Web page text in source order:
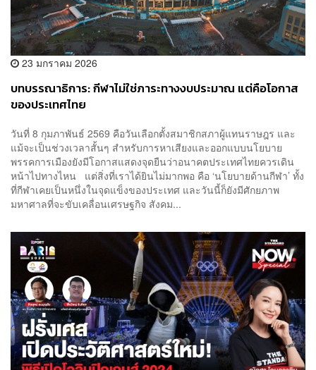
23 มกราคม 2026
บทบรรณาธิการ: กีฬาไม่ใช่ภาระทางงบประมาณ แต่คือโอกาส
ของประเทศไทย
วันที่ 8 กุมภาพันธ์ 2569 คือวันเลือกตั้งสมาชิกสภาผู้แทนราษฎร และ
แม้จะเป็นช่วงเวลาสั้นๆ สำหรับการหาเสียงและออกแบบนโยบาย
พรรคการเมืองยังมีโอกาสแสดงจุดยืนว่าอนาคตประเทศไทยควรเดิน
หน้าไปทางไหน แต่สิ่งที่เราได้ยินไม่มากพอ คือ ‘นโยบายด้านกีฬา’ ทั้ง
ที่กีฬาเคยเป็นหนึ่งในจุดแข็งของประเทศ และวันนี้ก็ยังมีศักยภาพ
มหาศาลที่จะขับเคลื่อนเศรษฐกิจ สังคม...